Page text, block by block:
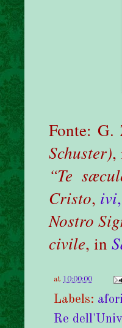
Fonte: G.
Schuster)
“Te
Cristo, ivi
Nostro
civile, in
at 10:00:00
Labels:
Re